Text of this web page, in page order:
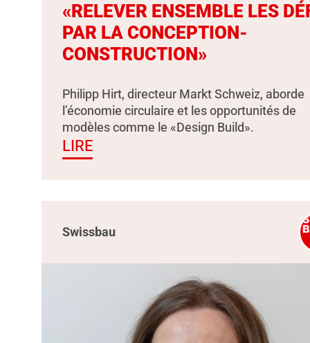
«RELEVER ENSEMBLE LES
PAR LA CONCEPTION-
CONSTRUCTION»
Philipp Hirt, directeur Markt Schweiz, aborde
l’économie circulaire et les opportunités de
modèles comme le «Design Build».
LIRE
Swissbau